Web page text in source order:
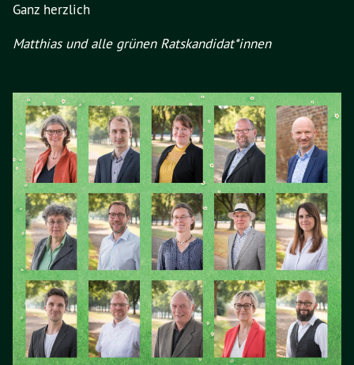
Ganz herzlich
Matthias und alle grünen Ratskandidat*innen